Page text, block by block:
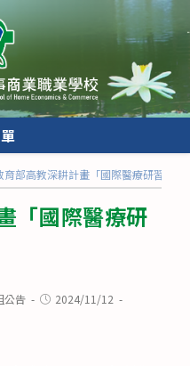
育部高教深耕計畫「國際醫療研習營」
「國際醫療研
公告
Post2024/11/12